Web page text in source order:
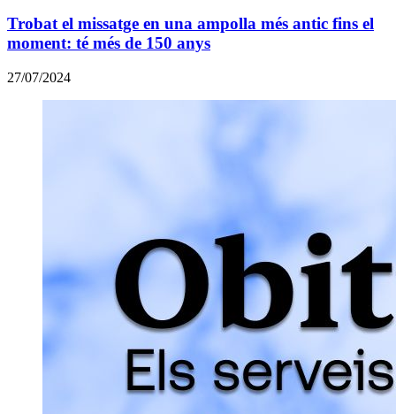
Trobat el missatge en una ampolla més antic fins el
moment: té més de 150 anys
27/07/2024